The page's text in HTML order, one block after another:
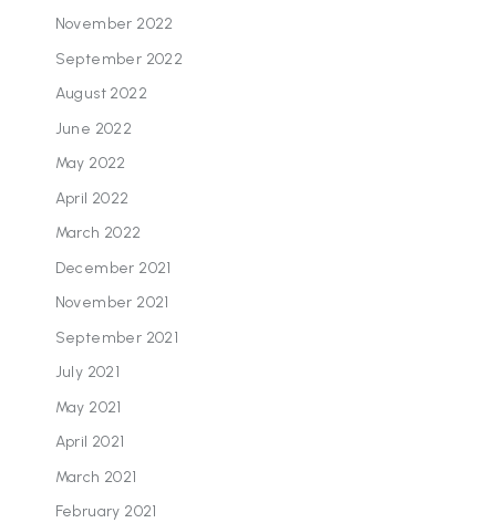
November 2022
September 2022
August 2022
June 2022
May 2022
April 2022
March 2022
December 2021
November 2021
September 2021
July 2021
May 2021
April 2021
March 2021
February 2021